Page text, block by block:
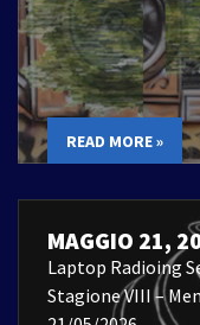
READ MORE »
MAGGIO 21,
Laptop Radioing
Stagione VIII –